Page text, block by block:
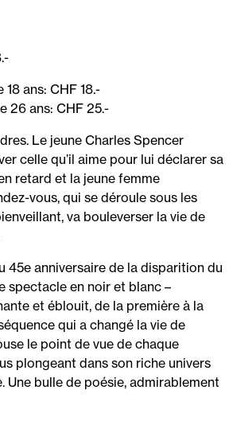
ans: CHF 18.-
26 ans: CHF 25.-
Le jeune Charles Spencer
celle qu’il aime pour lui déclarer sa
retard et la jeune femme
vous, qui se déroule sous les
va bouleverser la vie de
45e anniversaire de la disparition du
spectacle en noir et blanc –
et éblouit, de la première à la
qui a changé la vie de
le point de vue de chaque
plongeant dans son riche univers
Une bulle de poésie, admirablement